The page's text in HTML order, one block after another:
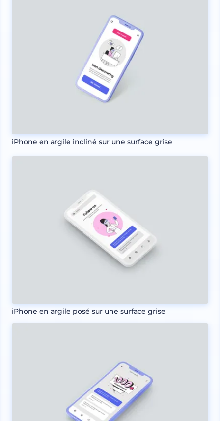
iPhone en argile incliné sur une surface grise
iPhone en argile posé sur une surface grise